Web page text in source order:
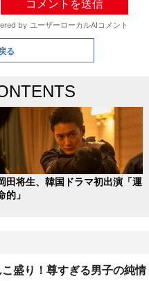
る
田将生、韓国ドラマ初出演「運
的」
盛り！尊すぎる男子の純情